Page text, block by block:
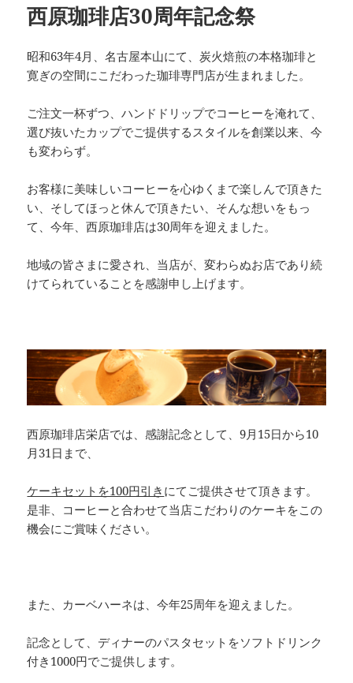
西原珈琲店30周年記念祭
昭和63年4月、名古屋本山にて、炭火焙煎の本格珈琲と
寛ぎの空間にこだわった珈琲専門店が生まれました。
ご注文一杯ずつ、ハンドドリップでコーヒーを淹れて、
選び抜いたカップでご提供するスタイルを創業以来、今
も変わらず。
お客様に美味しいコーヒーを心ゆくまで楽しんで頂きた
い、そしてほっと休んで頂きたい、そんな想いをもっ
て、今年、西原珈琲店は30周年を迎えました。
地域の皆さまに愛され、当店が、変わらぬお店であり続
けてられていることを感謝申し上げます。
西原珈琲店栄店では、感謝記念として、9月15日から10
月31日まで、
ケーキセットを100円引き にてご提供させて頂きます。
是非、コーヒーと合わせて当店こだわりのケーキをこの
機会にご賞味ください。
また、カーベハーネは、今年25周年を迎えました。
記念として、ディナーのパスタセットをソフトドリンク
付き1000円でご提供します。